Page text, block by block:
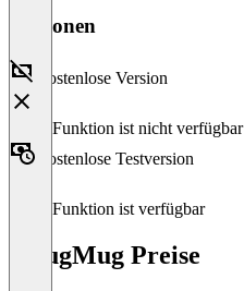
Versionen
Kostenlose Version
Diese Funktion ist nicht verfügbar
Kostenlose Testversion
Diese Funktion ist verfügbar
SmugMug Preise